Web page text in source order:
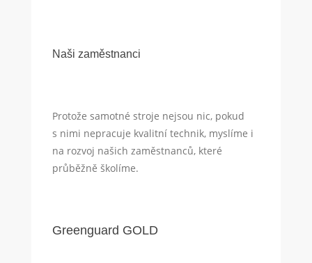
Naši zaměstnanci
Protože samotné stroje nejsou nic, pokud
s nimi nepracuje kvalitní technik, myslíme i
na rozvoj našich zaměstnanců, které
průběžně školíme.
Greenguard GOLD